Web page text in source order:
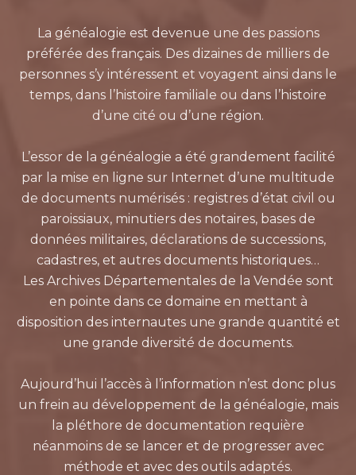
La généalogie est devenue une des passions
préférée des français. Des dizaines de milliers de
personnes s’y intéressent et voyagent ainsi dans le
temps, dans l’histoire familiale ou dans l’histoire
d’une cité ou d’une région.
L’essor de la généalogie a été grandement facilité
par la mise en ligne sur Internet d’une multitude
de documents numérisés : registres d’état civil ou
paroissiaux, minutiers des notaires, bases de
données militaires, déclarations de successions,
cadastres, et autres documents historiques…
Les Archives Départementales de la Vendée sont
en pointe dans ce domaine en mettant à
disposition des internautes une grande quantité et
une grande diversité de documents.
Aujourd’hui l’accès à l’information n’est donc plus
un frein au développement de la généalogie, mais
la pléthore de documentation requière
néanmoins de se lancer et de progresser avec
méthode et avec des outils adaptés.